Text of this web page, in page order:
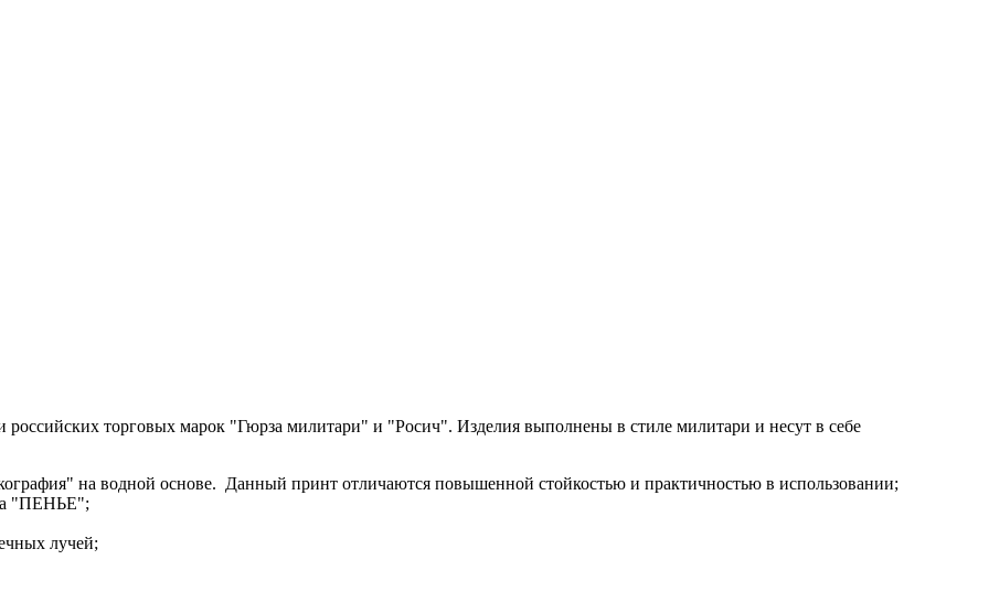
российских торговых марок "Гюрза милитари" и "Росич". Изделия выполнены в стиле милитари и несут в себе
на водной основе. Данный принт отличаются повышенной стойкостью и практичностью в использовании;
"ПЕНЬЕ";
лучей;